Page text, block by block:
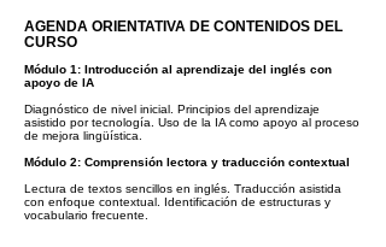
AGENDA ORIENTATIVA DE CONTENIDOS DEL
CURSO
Módulo 1: Introducción al aprendizaje del inglés con
apoyo de IA
Diagnóstico de nivel inicial. Principios del aprendizaje
asistido por tecnología. Uso de la IA como apoyo al proceso
de mejora lingüística.
Módulo 2: Comprensión lectora y traducción contextual
Lectura de textos sencillos en inglés. Traducción asistida
con enfoque contextual. Identificación de estructuras y
vocabulario frecuente.